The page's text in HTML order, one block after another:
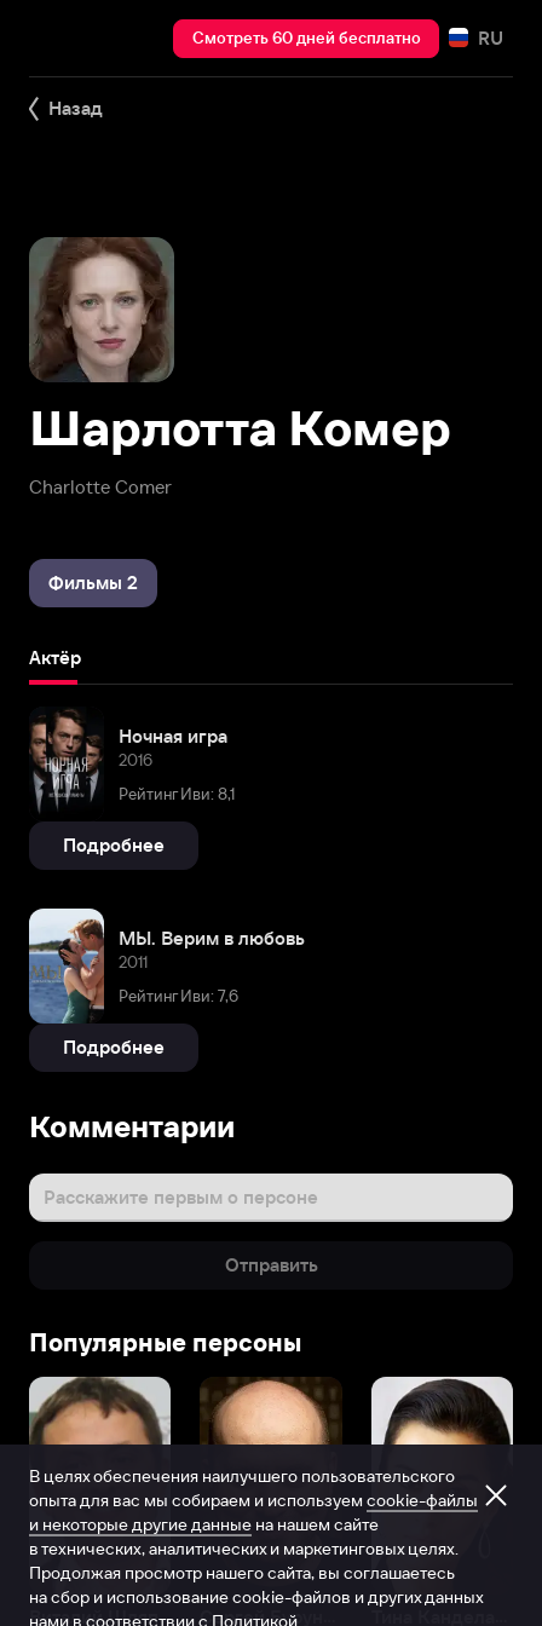
Смотреть 60 дней бесплатно RU
Назад
Charlotte Comer
Шарлотта Комер
Фильмы 2
Актёр
Ночная игра
2016
Рейтинг Иви: 8,1
Подробнее
МЫ. Верим в любовь
2011
Рейтинг Иви: 7,6
Подробнее
Комментарии
Расскажите первым о персоне
Отправить
Популярные персоны
Виталий Шляппо
В целях обеспечения наилучшего пользовательского
опыта для вас мы собираем и используем cookie-файлы
и некоторые другие данные на нашем сайте
в технических, аналитических и маркетинговых целях.
Продолжая просмотр нашего сайта, вы соглашаетесь
на сбор и использование cookie-файлов и других данных
нами в соответствии с Политикой